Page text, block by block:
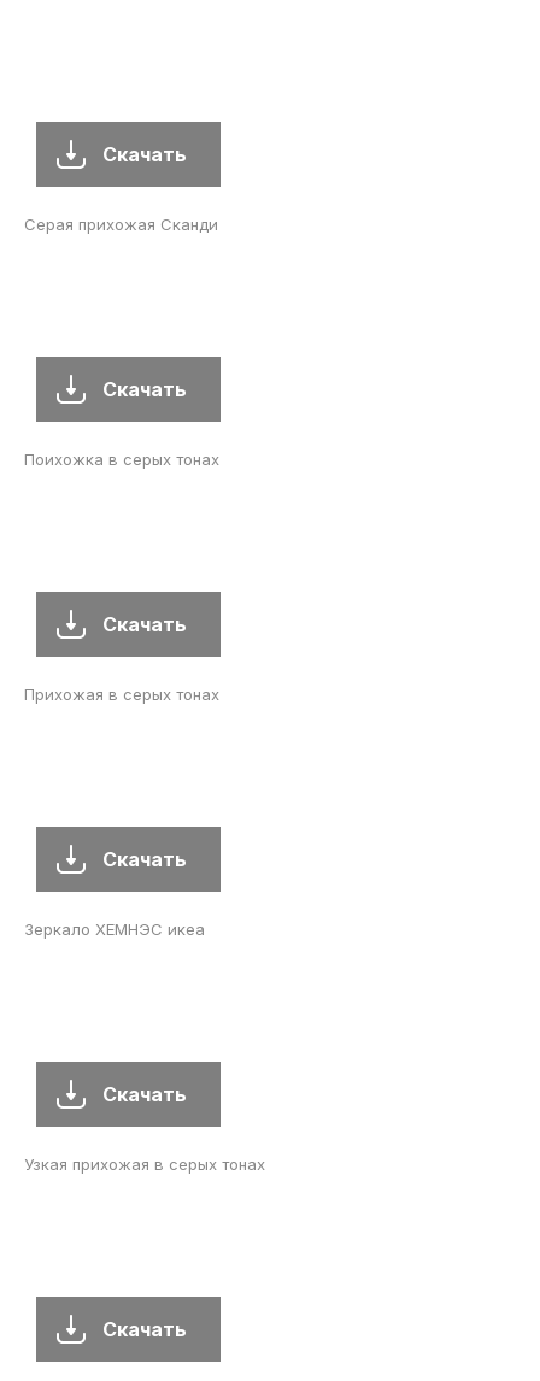
Скачать
Серая прихожая Сканди
Скачать
Поихожка в серых тонах
Скачать
Прихожая в серых тонах
Скачать
Зеркало ХЕМНЭС икеа
Скачать
Узкая прихожая в серых тонах
Скачать